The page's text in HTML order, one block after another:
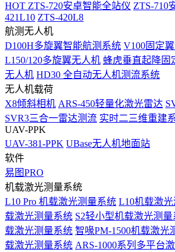
HOT ZTS-720安卓智能全站仪 ZTS-710
421L10 ZTS-420L8
航测无人机
D100H多旋翼智能航测系统 V100固定
L150/120多旋翼无人机 蜂虎垂直起降固
无人机 HD30 全自动无人机测流系统
无人机载荷
X8倾斜相机 ARS-450轻量化激光雷达
SVR3三合一雷达测流 实时二三维重建
UAV-PPK
UAV-381-PPK UBase无人机地面站
软件
易图PRO
机载激光测量系统
L10 Pro 机载激光测量系统 L10机载激
载激光测量系统 S2轻小型机载激光测量
载激光测量系统 智喙PM-1500机载激光
载激光测量系统 ARS-1000系列多平台